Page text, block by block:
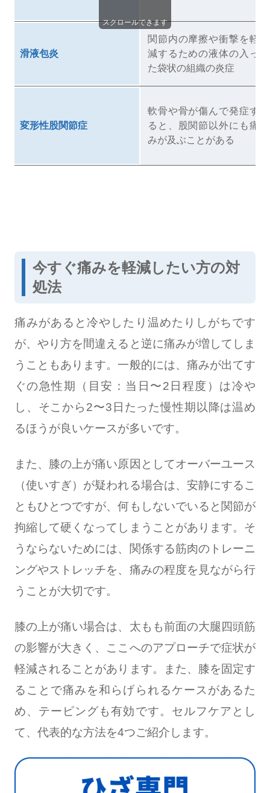
滑液包炎
関節内の摩擦や衝撃を軽
減するための液体の入っ
た袋状の組織の炎症
変形性股関節症
軟骨や骨が傷んで発症す
ると、股関節以外にも痛
みが及ぶことがある
スクロールできます
今すぐ痛みを軽減したい方の対
処法
痛みがあると冷やしたり温めたりしがちです
が、やり方を間違えると逆に痛みが増してしま
うこともあります。一般的には、痛みが出てす
ぐの急性期（目安：当日〜2日程度）は冷や
し、そこから2〜3日たった慢性期以降は温め
るほうが良いケースが多いです。
また、膝の上が痛い原因としてオーバーユース
（使いすぎ）が疑われる場合は、安静にするこ
ともひとつですが、何もしないでいると関節が
拘縮して硬くなってしまうことがあります。そ
うならないためには、関係する筋肉のトレーニ
ングやストレッチを、痛みの程度を見ながら行
うことが大切です。
膝の上が痛い場合は、太もも前面の大腿四頭筋
の影響が大きく、ここへのアプローチで症状が
軽減されることがあります。また、膝を固定す
ることで痛みを和らげられるケースがあるた
め、テーピングも有効です。セルフケアとし
て、代表的な方法を4つご紹介します。